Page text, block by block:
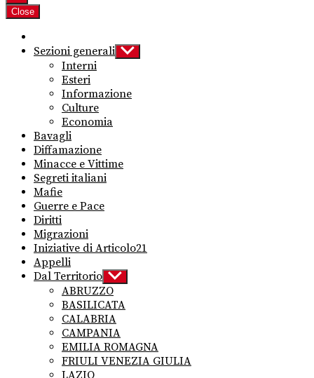
Close
Sezioni generali Show
sub
Interni
Esteri
Informazione
Culture
Economia
Bavagli
Diffamazione
Minacce e Vittime
Segreti italiani
Mafie
Guerre e Pace
Diritti
Migrazioni
Iniziative di Articolo21
Appelli
Dal Territorio Show
sub
menu
ABRUZZO
BASILICATA
CALABRIA
CAMPANIA
EMILIA ROMAGNA
FRIULI VENEZIA GIULIA
LAZIO